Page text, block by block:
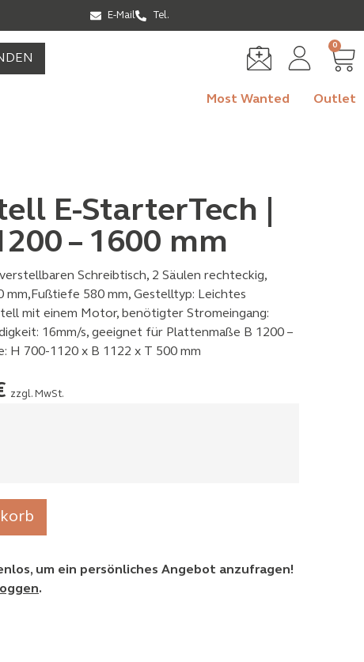
E-Mail Tel.
0
Most Wanted Outlet
E-StarterTech |
– 1600 mm
Schreibtisch, 2 Säulen rechteckig,
mm,Fußtiefe 580 mm, Gestelltyp: Leichtes
mit einem Motor, benötigter Stromeingang:
16mm/s, geeignet für Plattenmaße B 1200 –
H 700-1120 x B 1122 x T 500 mm
zzgl. MwSt.
um ein persönliches Angebot anzufragen!
.